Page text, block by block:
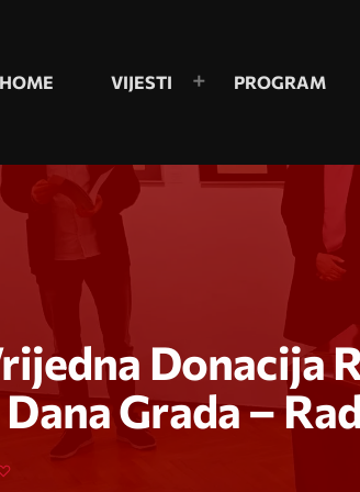
HOME VIJESTI PROGRAM
Donacija
Grada –